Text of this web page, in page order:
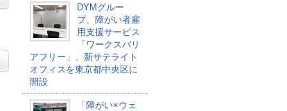
DYMグルー
プ、障がい者雇
用支援サービス
「ワークスバリ
アフリー」、新サテライト
オフィスを東京都中央区に
開設
「障がい×ウェ